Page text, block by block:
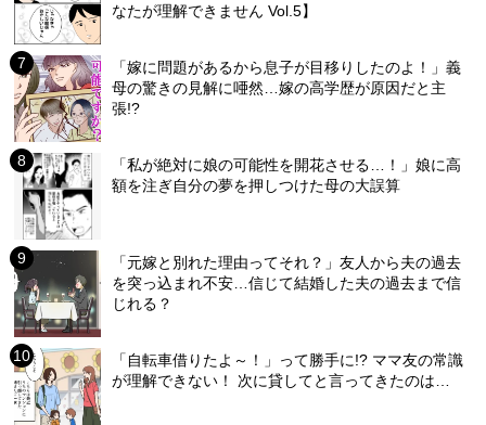
なたが理解できません Vol.5】
「嫁に問題があるから息子が目移りしたのよ！」義
母の驚きの見解に唖然…嫁の高学歴が原因だと主
張!?
「私が絶対に娘の可能性を開花させる…！」娘に高
額を注ぎ自分の夢を押しつけた母の大誤算
「元嫁と別れた理由ってそれ？」友人から夫の過去
を突っ込まれ不安…信じて結婚した夫の過去まで信
じれる？
「自転車借りたよ～！」って勝手に!? ママ友の常識
が理解できない！ 次に貸してと言ってきたのは…